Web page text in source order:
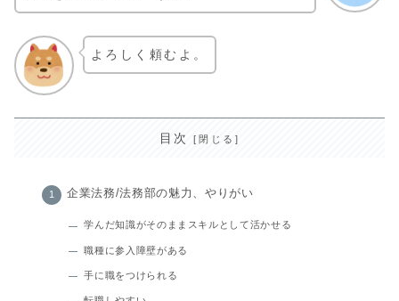
よろしく頼むよ。
目次
企業法務/法務部の魅力、やりがい
学んだ知識がそのままスキルとして活かせる
職種に参入障壁がある
手に職をつけられる